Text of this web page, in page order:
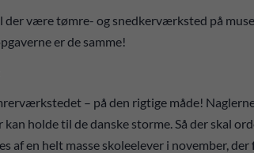
der være tømre- og snedkerværksted på
er de samme!
– på den rigtige måde!
holde til de danske storme. Så der skal
af en helt masse skoleelever i november,